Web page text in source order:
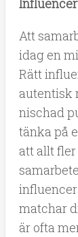
Att
idag en
Rätt
autentisk
nischad
tänka på
att allt
matchar
är ofta